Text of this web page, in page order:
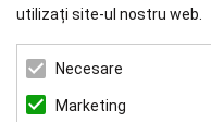
utilizați site-ul nostru web.
Necesare
Marketing